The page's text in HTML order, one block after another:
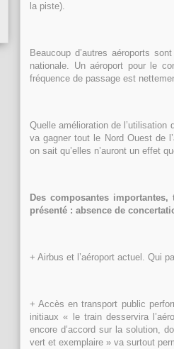
la piste).
Beaucoup d’autres aéroports
nationale. Un aéroport pour le
fréquence de passage est
Quelle amélioration de l’utilisation
va gagner tout le Nord Ouest de
on sait qu’elles n’auront un effet
Des composantes
présenté : absence de
+ Airbus et l’aéroport actuel. Qui
+ Accès en transport public
initiaux « le train desservira
encore d’accord sur la solution,
vert et exemplaire » va surtout